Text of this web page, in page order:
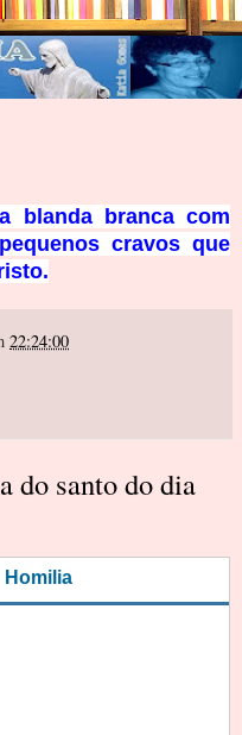
blanda branca com
cravos que
22:24:00
do santo do dia
Homilia